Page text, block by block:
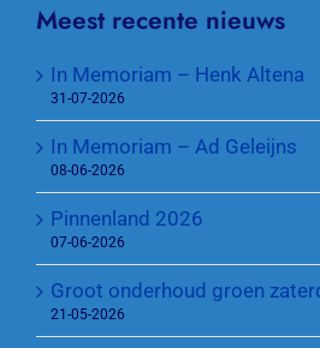
Meest recente nieuws
In Memoriam – Henk Altena
31-07-2026
In Memoriam – Ad Geleijns
08-06-2026
Pinnenland 2026
07-06-2026
Groot onderhoud groen
21-05-2026